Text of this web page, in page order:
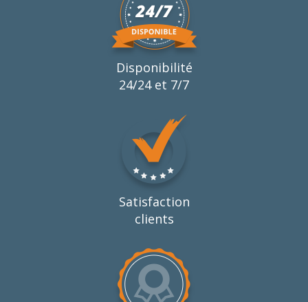
Disponibilité
24/24 et 7/7
Satisfaction
clients